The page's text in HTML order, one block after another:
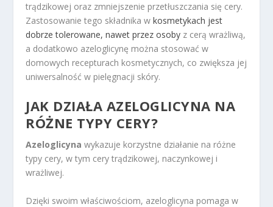
trądzikowej oraz zmniejszenie przetłuszczania się cery.
Zastosowanie tego składnika wkosmetykach jest
dobrze tolerowane, nawet przez osoby z cerą wrażliwą,
a dodatkowo azeloglicynę można stosować w
domowych recepturach kosmetycznych, co zwiększa jej
uniwersalność w pielęgnacji skóry.
JAK DZIAŁA AZELOGLICYNA NA
RÓŻNE TYPY CERY?
Azeloglicyna wykazuje korzystne działanie na różne
typy cery, w tym cery trądzikowej, naczynkowej i
wrażliwej.
Dzięki swoim właściwościom, azeloglicyna pomaga w